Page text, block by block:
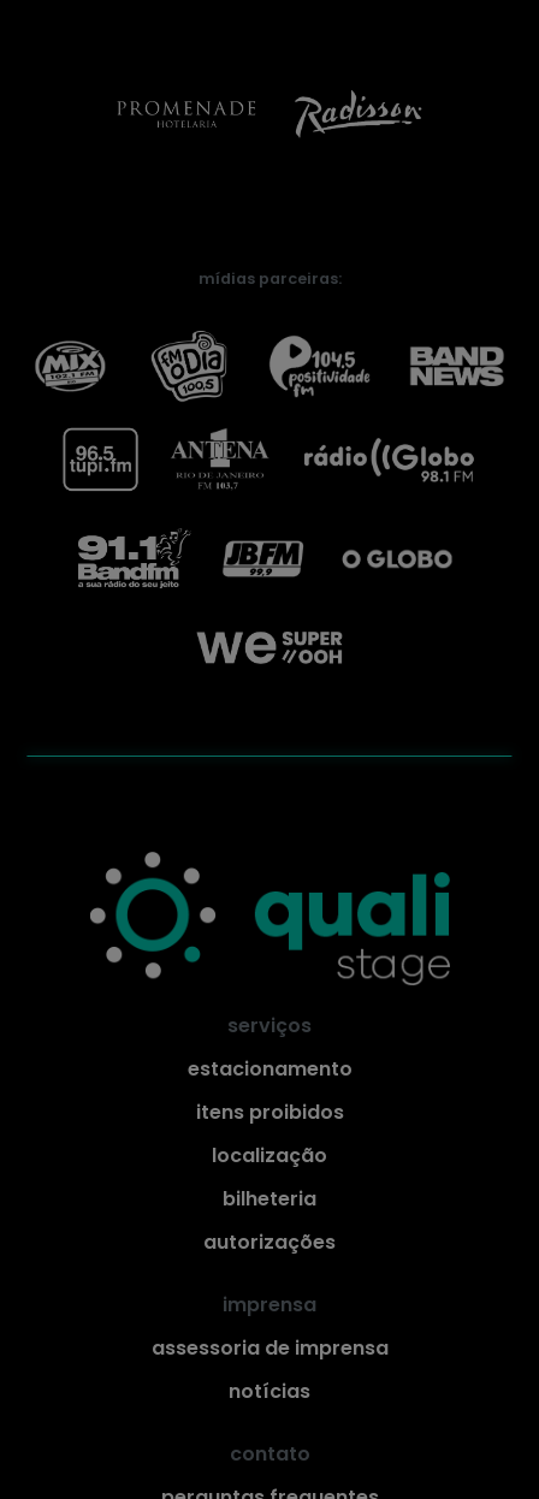
mídias parceiras:
serviços
estacionamento
itens proibidos
localização
bilheteria
autorizações
imprensa
assessoria de imprensa
notícias
contato